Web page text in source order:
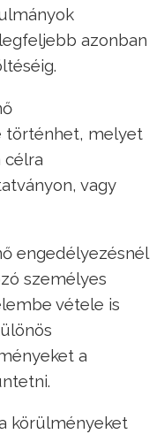
azonban
történhet, melyet
célra
vagy
engedélyezésnél
személyes
vétele is
a
körülményeket